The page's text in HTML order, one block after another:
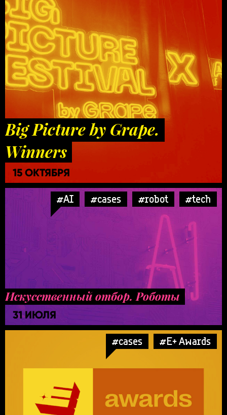
Big Picture by Grape.
Winners
15 ОКТЯБРЯ
#AI #cases #robot #tech
Искусственный отбор. Роботы
31 ИЮЛЯ
#cases #E+ Awards